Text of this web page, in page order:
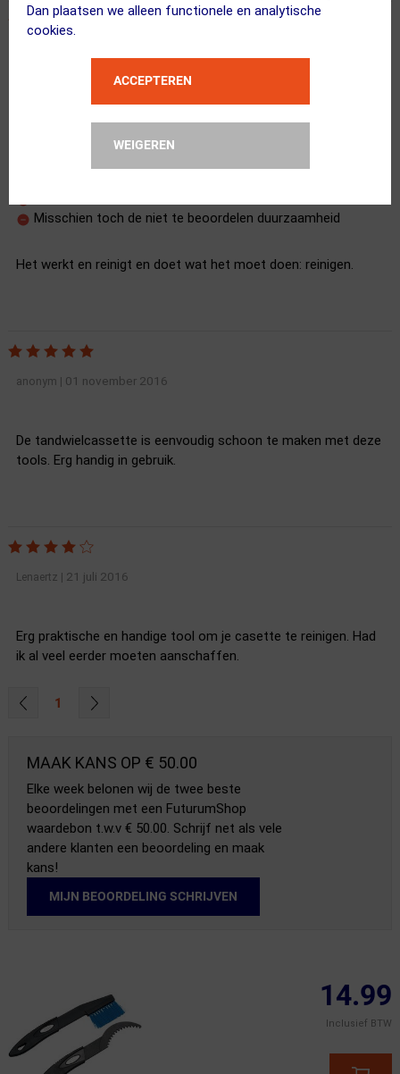
Dan plaatsen we alleen functionele en analytische
cookies.
ACCEPTEREN
WEIGEREN
23 oktober 2021
alleen maar +++
Zeer praktisch
Misschien toch de niet te beoordelen duurzaamheid
Het werkt en reinigt en doet wat het moet doen: reinigen.
anonym 01 november 2016
De tandwielcassette is eenvoudig schoon te maken met deze
tools. Erg handig in gebruik.
Lenaertz 21 juli 2016
Erg praktische en handige tool om je casette te reinigen. Had
ik al veel eerder moeten aanschaffen.
1
MAAK KANS OP € 50.00
Elke week belonen wij de twee beste
beoordelingen met een FuturumShop
waardebon t.w.v € 50.00. Schrijf net als vele
andere klanten een beoordeling en maak
kans!
MIJN BEOORDELING SCHRIJVEN
14.99
Inclusief BTW